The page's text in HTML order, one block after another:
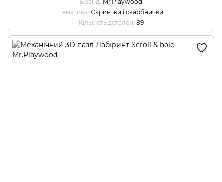
Бренд Mr.Playwood
Тематика Скриньки і скарбнички
Кількість деталей 89